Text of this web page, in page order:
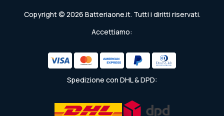
Copyright © 2026 Batteriaone.it. Tutti i diritti riservati.
Accettiamo:
Spedizione con DHL & DPD: